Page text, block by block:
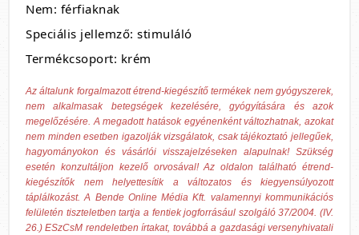
Nem: férfiaknak
Speciális jellemző: stimuláló
Termékcsoport: krém
Az általunk forgalmazott étrend-kiegészítő termékek nem gyógyszerek,
nem alkalmasak betegségek kezelésére, gyógyítására és azok
megelőzésére. A megadott hatások egyénenként változhatnak, azokat
nem minden esetben igazolják vizsgálatok, csak tájékoztató jellegűek,
hagyományokon és vásárlói visszajelzéseken alapulnak! Szükség
esetén konzultáljon kezelő orvosával! Az oldalon található étrend-
kiegészítők nem helyettesítik a változatos és kiegyensúlyozott
táplálkozást. A Bende Online Média Kft. valamennyi kommunikációs
felületén tiszteletben tartja a fentiek jogforrásául szolgáló 37/2004. (IV.
26.) ESzCsM rendeletben írtakat, továbbá a gazdasági versenyhivatali